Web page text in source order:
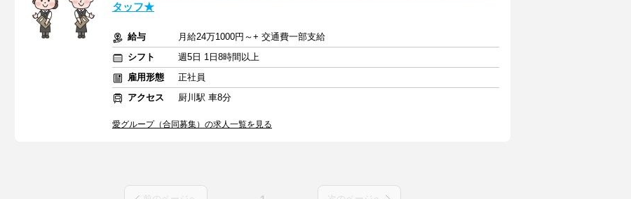
タッフ★
給与
月給24万1000円～+ 交通費一部支給
シフト
週5日 1日8時間以上
雇用形態
正社員
アクセス
厨川駅 車8分
愛グループ（合同募集）の求人一覧を見る